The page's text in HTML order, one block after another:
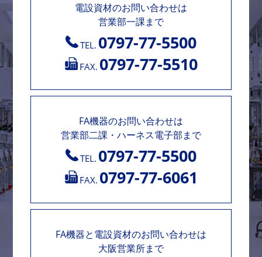
電設資材のお問い合わせは
営業部一課まで
TEL. 0797-77-5500
FAX. 0797-77-5510
FA機器のお問い合わせは
営業部二課・ハーネス電子部まで
TEL. 0797-77-5500
FAX. 0797-77-6061
FA機器と電設資材のお問い合わせは
大阪営業所まで